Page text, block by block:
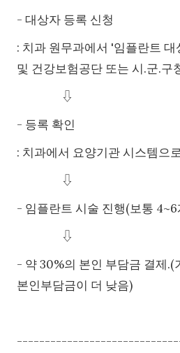
- 대상자 등록 신청
: 치과 원무과에서 '임플란트
및 건강보험공단 또는 시.군.구
⇩
- 등록 확인
: 치과에서 요양기관 시스템으
⇩
- 임플란트 시술 진행(보통
⇩
- 약 30%의 본인 부담금 결제.(
본인부담금이 더 낮음)